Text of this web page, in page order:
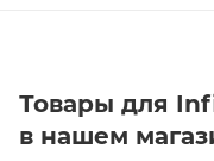
Товары для
в нашем